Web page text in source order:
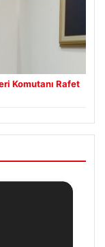
Komutanı Rafet